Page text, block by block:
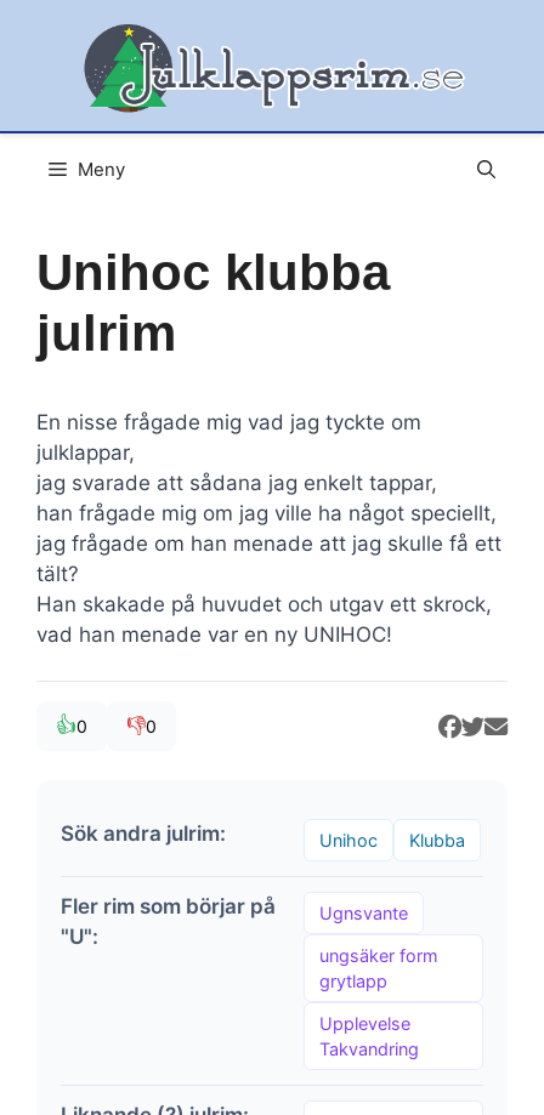
Meny
Unihoc klubba
julrim
En nisse frågade mig vad jag tyckte om
julklappar,
jag svarade att sådana jag enkelt tappar,
han frågade mig om jag ville ha något speciellt,
jag frågade om han menade att jag skulle få ett
tält?
Han skakade på huvudet och utgav ett skrock,
vad han menade var en ny UNIHOC!
👍0 👎0
Sök andra julrim: Unihoc Klubba
Fler rim som börjar på
"U":
Ugnsvante
ungsäker form
grytlapp
Upplevelse
Takvandring